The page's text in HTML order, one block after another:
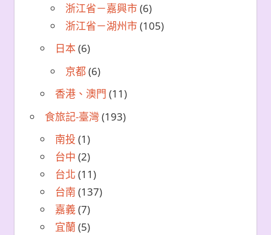
浙江省－嘉興市(6)
浙江省－湖州市(105)
日本(6)
京都(6)
香港、澳門 (11)
食旅記-臺灣 (193)
南投 (1)
台中 (2)
台北 (11)
台南 (137)
嘉義(7)
宜蘭 (5)